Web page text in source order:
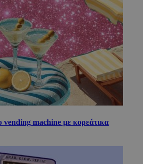
vending machine με κορεάτικα